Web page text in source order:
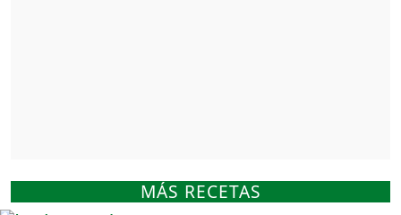
MÁS RECETAS